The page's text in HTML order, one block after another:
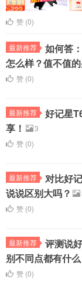
赞 (0)
最新推荐
如何答
怎么样？值不值的
赞 (0)
最新推荐
好记星
享！
3
赞 (0)
最新推荐
对比好
说说区别大吗？
赞 (0)
最新推荐
评测说
别不同点都有什么
赞 (0)